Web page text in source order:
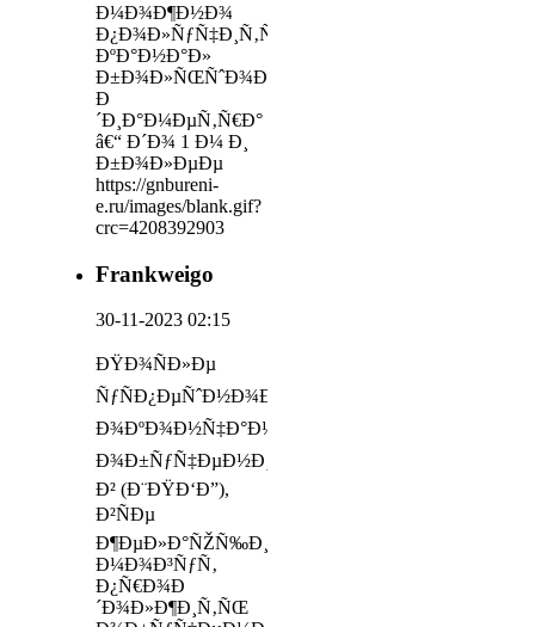
Ð¼Ð¾Ð¶Ð½Ð¾
Ð¿Ð¾Ð»ÑƒÑ‡Ð¸Ñ‚ÑŒ
ÐºÐ°Ð½Ð°Ð»
Ð±Ð¾Ð»ÑŒÑˆÐ¾Ð³Ð¾
Ð
´Ð¸Ð°Ð¼ÐµÑ‚Ñ€Ð°
â€“ Ð´Ð¾ 1 Ð¼ Ð¸
Ð±Ð¾Ð»ÐµÐµ
https://gnbureni-
e.ru/images/blank.gif?
crc=4208392903
Frankweigo
30-11-2023 02:15
ÐŸÐ¾ÑÐ»Ðµ
ÑƒÑÐ¿ÐµÑˆÐ½Ð¾Ð³Ð¾
Ð¾ÐºÐ¾Ð½Ñ‡Ð°Ð½Ð¸Ñ
Ð¾Ð±ÑƒÑ‡ÐµÐ½Ð¸Ñ
Ð² (Ð¨ÐŸÐ‘Ð”),
Ð²ÑÐµ
Ð¶ÐµÐ»Ð°ÑŽÑ‰Ð¸Ðµ
Ð¼Ð¾Ð³ÑƒÑ‚
Ð¿Ñ€Ð¾Ð
´Ð¾Ð»Ð¶Ð¸Ñ‚ÑŒ